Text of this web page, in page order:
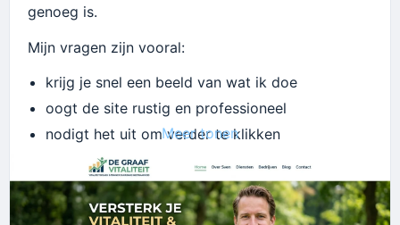
genoeg is.
Mijn vragen zijn vooral:
krijg je snel een beeld van wat ik doe
oogt de site rustig en professioneel
nodigt het uit om verder te klikken
mis je nog iets in de eerste indruk
Alle feedback is welkom, ook kleine dingen. Ik ben
juist benieuwd naar wat als eerste opvalt.
Meer tonen